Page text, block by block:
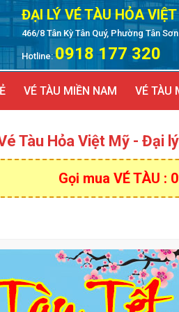
ĐẠI LÝ VÉ TÀU HỎA
466/8 Tân Kỳ Tân Quý, Phường Tân
Hotline: 0918 177 320
VÉ TÀU MIỀN NAM VÉ TÀU
Tàu Hỏa Việt Mỹ - Đại
Gọi mua VÉ TÀU :